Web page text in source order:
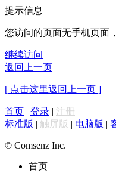
提示信息
您访问的页面无手机页面
继续访问
返回上一页
[ 点击这里返回上一页 ]
首页 | 登录 | 注册
标准版 | 触屏版 | 电脑版 |
© Comsenz Inc.
首页